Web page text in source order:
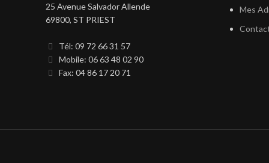
25 Avenue Salvador Allende
69800, ST PRIEST
Tél: 09 72 66 31 57
Mobile: 06 63 48 02 90
Fax: 04 86 17 20 71
Mes